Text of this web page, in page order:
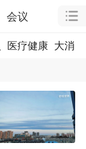
会议
医疗健康 大消费